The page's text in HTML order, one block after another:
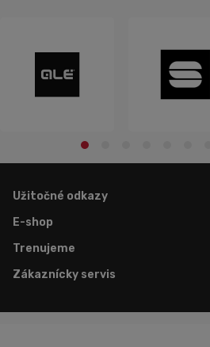
Užitočné odkazy
E-shop
Trenujeme
Zákaznícky servis